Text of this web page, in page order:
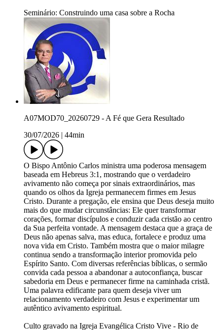
Seminário: Construindo uma casa sobre a Rocha
A07MOD70_20260729 - A Fé que Gera Resultado
30/07/2026
44min
O Bispo Antônio Carlos ministra uma poderosa mensagem
baseada em Hebreus 3:1, mostrando que o verdadeiro
avivamento não começa por sinais extraordinários, mas
quando os olhos da Igreja permanecem firmes em Jesus
Cristo. Durante a pregação, ele ensina que Deus deseja muito
mais do que mudar circunstâncias: Ele quer transformar
corações, formar discípulos e conduzir cada cristão ao centro
da Sua perfeita vontade. A mensagem destaca que a graça de
Deus não apenas salva, mas educa, fortalece e produz uma
nova vida em Cristo. Também mostra que o maior milagre
continua sendo a transformação interior promovida pelo
Espírito Santo. Com diversas referências bíblicas, o sermão
convida cada pessoa a abandonar a autoconfiança, buscar
sabedoria em Deus e permanecer firme na caminhada cristã.
Uma palavra edificante para quem deseja viver um
relacionamento verdadeiro com Jesus e experimentar um
autêntico avivamento espiritual.
Culto gravado na Igreja Evangélica Cristo Vive - Rio de